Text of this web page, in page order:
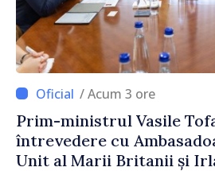
/ Acum 3 ore
Prim-ministrul Vasile
întrevedere cu
Unit al Marii Britanii și